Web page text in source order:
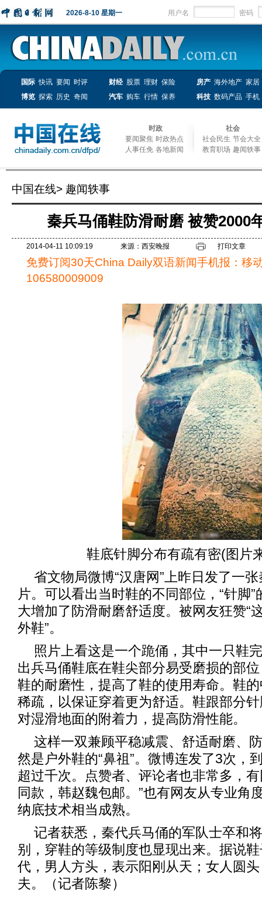
2026-8-10 星期一 用户名 密码
国际 快讯 要闻 时评 财经 股票 理财 保险 房产 海外地产 家居
博览 探索 历史 奇闻 汽车 购车 行情 保养 科技 数码产品 手机
时政
要闻聚焦 时政热点
人事任免 各地新闻
社会
社会民生 节会大全
教育职场 趣闻轶事
中国在线> 趣闻轶事
秦兵马俑鞋防滑耐磨 被赞2000
2014-04-11 10:09:19 来源：西安晚报 打印文章
免费订阅30天China Daily双语新闻手机报：移
106580009009
鞋底针脚分布有疏有密(图片
省文物局微博“汉唐网”上昨日发了一
片。可以看出当时鞋的不同部位，“针脚
大增加了防滑耐磨舒适度。被网友狂赞“
外鞋”。
照片上看这是一个跪俑，其中一只鞋
出兵马俑鞋底在鞋尖部分易受磨损的部
鞋的耐磨性，提高了鞋的使用寿命。鞋
稀疏，以保证穿着更为舒适。鞋跟部分
对湿滑地面的附着力，提高防滑性能。
这样一双兼顾平稳减震、舒适耐磨、
然是户外鞋的“鼻祖”。微博连发了3次，
超过千次。点赞者、评论者也非常多，
同款，韩赵魏包邮。”也有网友从专业角
纳底技术相当成熟。
记者获悉，秦代兵马俑的军队士卒和
别，穿鞋的等级制度也显现出来。据说
代，男人方头，表示阳刚从天；女人圆
夫。（记者陈黎）